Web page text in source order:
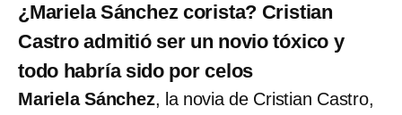
¿Mariela Sánchez corista? Cristian
Castro admitió ser un novio tóxico y
todo habría sido por celos
Mariela Sánchez, la novia de Cristian Castro,